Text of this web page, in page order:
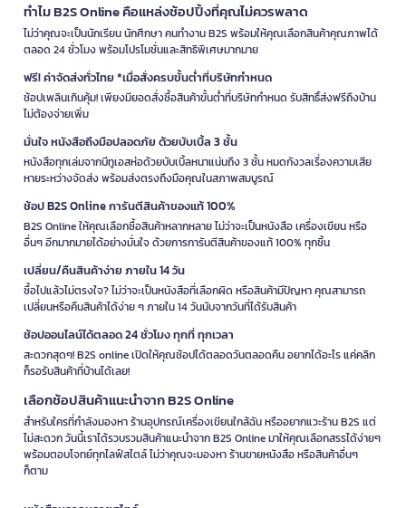
ทำไม B2S Online คือแหล่งช้อปปิ้งที่คุณไม่ควรพลาด
ไม่ว่าคุณจะเป็นนักเรียน นักศึกษา คนทำงาน B2S พร้อมให้คุณเลือกสินค้าคุณภาพได้
ตลอด 24 ชั่วโมง พร้อมโปรโมชั่นและสิทธิพิเศษมากมาย
ฟรี! ค่าจัดส่งทั่วไทย *เมื่อสั่งครบขั้นต่ำที่บริษัทกำหนด
ช้อปเพลินเกินคุ้ม! เพียงมียอดสั่งซื้อสินค้าขั้นต่ำที่บริษัทกำหนด รับสิทธิ์ส่งฟรีถึงบ้าน
ไม่ต้องจ่ายเพิ่ม
มั่นใจ หนังสือถึงมือปลอดภัย ด้วยบับเบิ้ล 3 ชั้น
หนังสือทุกเล่มจากบีทูเอสห่อด้วยบับเบิ้ลหนาแน่นถึง 3 ชั้น หมดกังวลเรื่องความเสีย
หายระหว่างจัดส่ง พร้อมส่งตรงถึงมือคุณในสภาพสมบูรณ์
ช้อป B2S Online การันตีสินค้าของแท้ 100%
B2S Online ให้คุณเลือกซื้อสินค้าหลากหลาย ไม่ว่าจะเป็นหนังสือ เครื่องเขียน หรือ
อื่นๆ อีกมากมายได้อย่างมั่นใจ ด้วยการการันตีสินค้าของแท้ 100% ทุกชิ้น
เปลี่ยน/คืนสินค้าง่าย ภายใน 14 วัน
ซื้อไปแล้วไม่ตรงใจ? ไม่ว่าจะเป็นหนังสือที่เลือกผิด หรือสินค้ามีปัญหา คุณสามารถ
เปลี่ยนหรือคืนสินค้าได้ง่าย ๆ ภายใน 14 วันนับจากวันที่ได้รับสินค้า
ช้อปออนไลน์ได้ตลอด 24 ชั่วโมง ทุกที่ ทุกเวลา
สะดวกสุดๆ! B2S online เปิดให้คุณช้อปได้ตลอดวันตลอดคืน อยากได้อะไร แค่คลิก
ก็รอรับสินค้าที่บ้านได้เลย!
เลือกช้อปสินค้าแนะนำจาก B2S Online
สำหรับใครที่กำลังมองหา ร้านอุปกรณ์เครื่องเขียนใกล้ฉัน หรืออยากแวะร้าน B2S แต่
ไม่สะดวก วันนี้เราได้รวบรวมสินค้าแนะนำจาก B2S Online มาให้คุณเลือกสรรได้ง่ายๆ
พร้อมตอบโจทย์ทุกไลฟ์สไตล์ ไม่ว่าคุณจะมองหา ร้านขายหนังสือ หรือสินค้าอื่นๆ
ก็ตาม